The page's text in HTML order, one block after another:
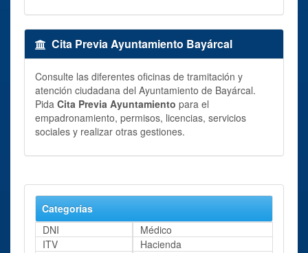
Cita Previa Ayuntamiento Bayárcal
Consulte las diferentes oficinas de tramitación y
atención ciudadana del Ayuntamiento de Bayárcal.
Pida Cita Previa Ayuntamiento para el
empadronamiento, permisos, licencias, servicios
sociales y realizar otras gestiones.
Categorías
DNI
Médico
ITV
Hacienda